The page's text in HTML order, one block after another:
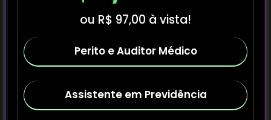
ou R$ 97,00 à vista!
Perito e Auditor Médico
Assistente em Previdência